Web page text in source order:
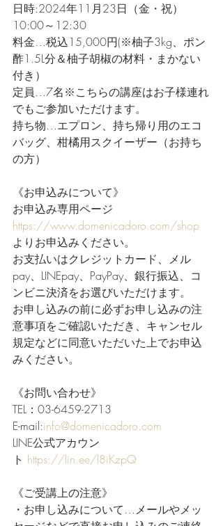
日時:2024年11月23日（金・祝）
10:00～12:30
料金…税込15,000円(※柚子3kg、ポン
酢1.5L分＆柚子胡椒の材料・まかない
付き）
定員…7名※こちらの講座はお子様連れ
でもご参加いただけます。
持ち物…エプロン、持ち帰り用のエコ
バッグ、柑橘用スクイーザー（お持ち
の方）
《お申込みについて》
お申込み専用ページ
https://www.domenicadoro.com/shop
よりお申込みください。
お支払いはクレジットカード、メル
pay、LINEpay、PayPay、銀行振込、コ
ンビニ決済をお選びいただけます。
お申し込みの前に必ずお申し込みの注
意事項をご確認いただき、キャンセル
規定などに同意いただいた上でお申込
みください。
《お問い合わせ》
TEL：03-6459-2713
E-mail:info@domenicadoro.com
LINE公式アカウン
ト https://lin.ee/l8iKzpQ
《ご受講上の注意》
・お申し込みについて…メールやメッ